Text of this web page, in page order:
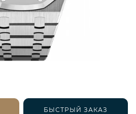
БЫСТРЫЙ ЗАКАЗ